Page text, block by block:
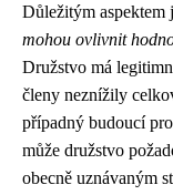
Důležitým aspektem
mohou ovlivnit
Družstvo má
členy neznížily
případný budoucí
může družstvo
obecně uznávaným